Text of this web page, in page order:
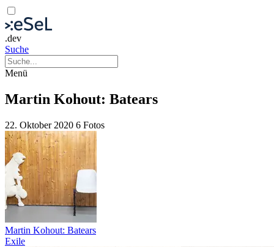
.dev
Suche
Menü
Martin Kohout: Batears
22. Oktober 2020 6 Fotos
Martin Kohout: Batears
Exile